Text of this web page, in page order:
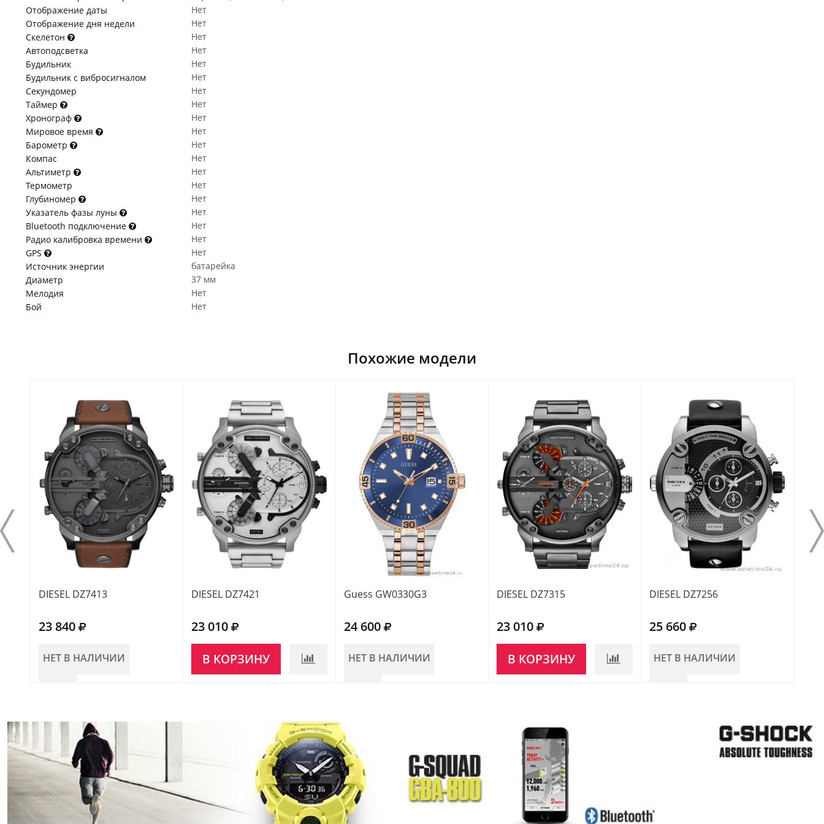
Отображение даты
Нет
Отображение дня недели
Нет
Скелетон
Нет
Автоподсветка
Нет
Будильник
Нет
Будильник с вибросигналом
Нет
Секундомер
Нет
Таймер
Нет
Хронограф
Нет
Мировое время
Нет
Барометр
Нет
Компас
Нет
Альтиметр
Нет
Термометр
Нет
Глубиномер
Нет
Указатель фазы луны
Нет
Bluetooth подключение
Нет
Радио калибровка времени
Нет
GPS
Нет
Источник энергии
батарейка
Диаметр
37 мм
Мелодия
Нет
Бой
Нет
Похожие модели
DIESEL DZ7413
23 840
НЕТ В НАЛИЧИИ
DIESEL DZ7421
23 010
В КОРЗИНУ
Guess GW0330G3
24 600
НЕТ В НАЛИЧИИ
DIESEL DZ7315
23 010
В КОРЗИНУ
DIESEL DZ7256
25 660
НЕТ В НАЛИЧИИ